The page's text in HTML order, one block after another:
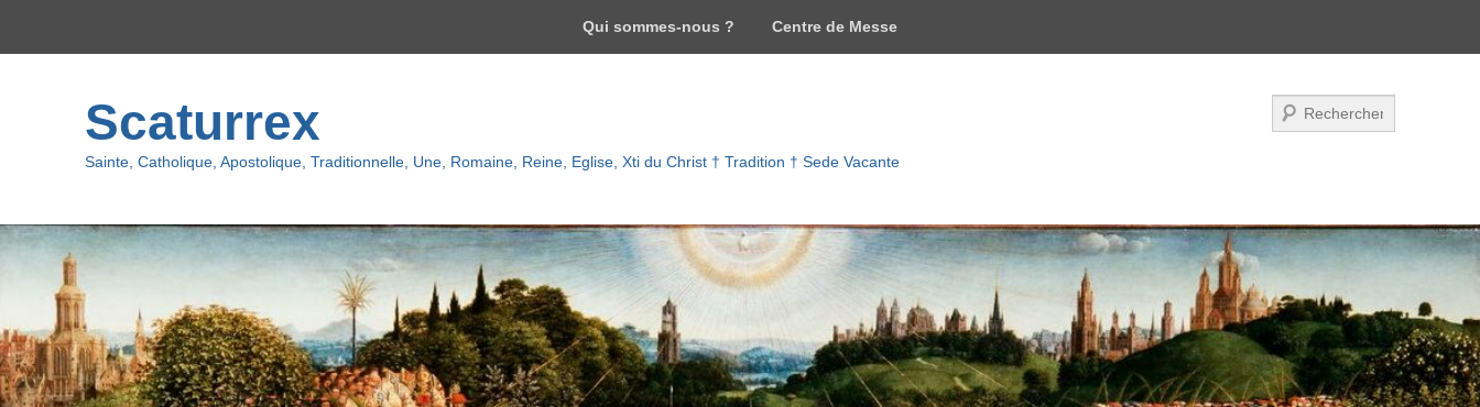
haut
Qui sommes-nous ? Centre de Messe
Scaturrex
Sainte, Catholique, Apostolique, Traditionnelle, Une, Romaine, Reine, Eglise, Xti du Christ † Tradition † Sede Vacante
Recherche